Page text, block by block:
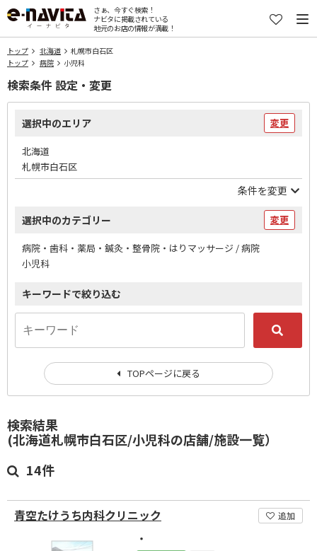
さぁ、今すぐ検索！
ナビタに掲載されている
地元のお店の情報が満載！
トップ 北海道
札幌市白石区
トップ
病院 小児科
検索結果
(北海道札幌市白石区/小児科の店舗/施設一覧）
14件
青空たけうち内科クリニック 追加
・
検索条件 設定・変更
選択中のエリア 変更
北海道
札幌市白石区
条件を変更
選択中のカテゴリー 変更
病院・歯科・薬局・鍼灸・整骨院・はりマッサージ / 病院
小児科
キーワードで絞り込む
TOPページに戻る